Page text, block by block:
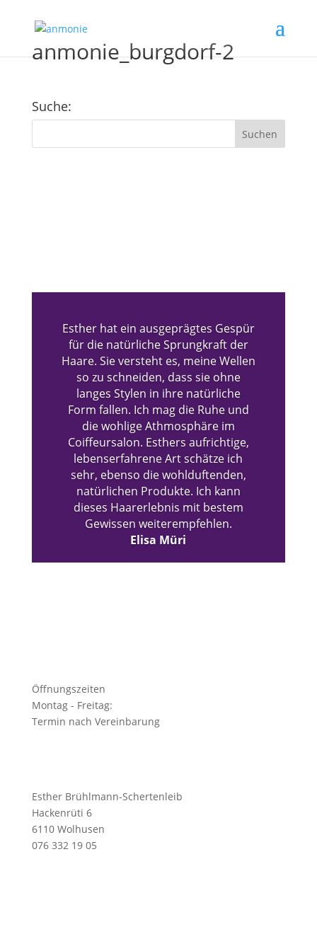
anmonie_burgdorf-2
Suche:
Esther hat ein ausgeprägtes Gespür
für die natürliche Sprungkraft der
Haare. Sie versteht es, meine Wellen
so zu schneiden, dass sie ohne
langes Stylen in ihre natürliche
Form fallen. Ich mag die Ruhe und
die wohlige Athmosphäre im
Coiffeursalon. Esthers aufrichtige,
lebenserfahrene Art schätze ich
sehr, ebenso die wohlduftenden,
natürlichen Produkte. Ich kann
dieses Haarerlebnis mit bestem
Gewissen weiterempfehlen.
Elisa Müri
Öffnungszeiten
Montag - Freitag:
Termin nach Vereinbarung
Esther Brühlmann-Schertenleib
Hackenrüti 6
6110 Wolhusen
076 332 19 05